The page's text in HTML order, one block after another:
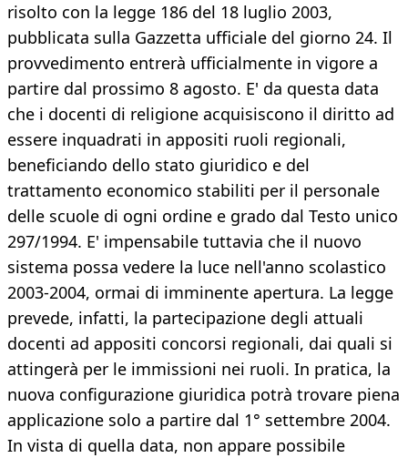
risolto con la legge 186 del 18 luglio 2003,
pubblicata sulla Gazzetta ufficiale del giorno 24. Il
provvedimento entrerà ufficialmente in vigore a
partire dal prossimo 8 agosto. E' da questa data
che i docenti di religione acquisiscono il diritto ad
essere inquadrati in appositi ruoli regionali,
beneficiando dello stato giuridico e del
trattamento economico stabiliti per il personale
delle scuole di ogni ordine e grado dal Testo unico
297/1994. E' impensabile tuttavia che il nuovo
sistema possa vedere la luce nell'anno scolastico
2003-2004, ormai di imminente apertura. La legge
prevede, infatti, la partecipazione degli attuali
docenti ad appositi concorsi regionali, dai quali si
attingerà per le immissioni nei ruoli. In pratica, la
nuova configurazione giuridica potrà trovare piena
applicazione solo a partire dal 1° settembre 2004.
In vista di quella data, non appare possibile